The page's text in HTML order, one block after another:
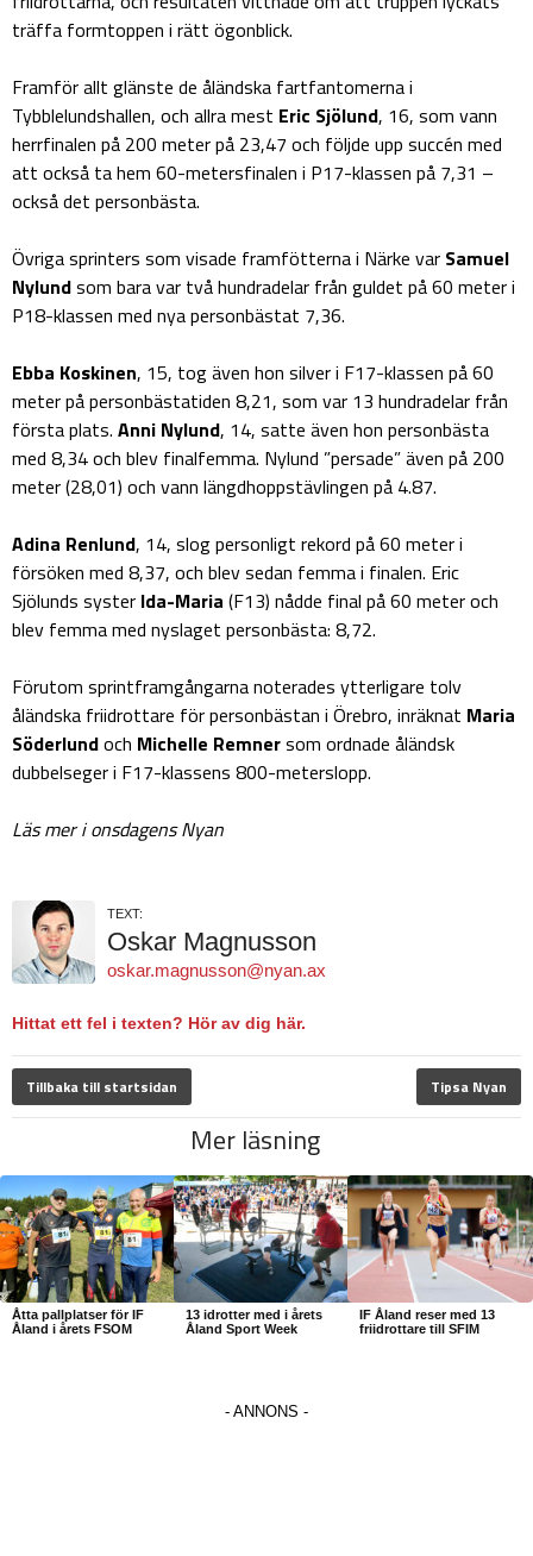
träffa formtoppen i rätt ögonblick.
Framför allt glänste de åländska fartfantomerna i
Tybblelundshallen, och allra mest Eric Sjölund, 16, som vann
herrfinalen på 200 meter på 23,47 och följde upp succén med
att också ta hem 60-metersfinalen i P17-klassen på 7,31 –
också det personbästa.
Övriga sprinters som visade framfötterna i Närke var Samuel
Nylundsom bara var två hundradelar från guldet på 60 meter i
P18-klassen med nya personbästat 7,36.
Ebba Koskinen, 15, tog även hon silver i F17-klassen på 60
meter på personbästatiden 8,21, som var 13 hundradelar från
första plats. Anni Nylund, 14, satte även hon personbästa
med 8,34 och blev finalfemma. Nylund ”persade” även på 200
meter (28,01) och vann längdhoppstävlingen på 4.87.
Adina Renlund, 14, slog personligt rekord på 60 meter i
försöken med 8,37, och blev sedan femma i finalen. Eric
Sjölunds syster Ida-Maria (F13) nådde final på 60 meter och
blev femma med nyslaget personbästa: 8,72.
Förutom sprintframgångarna noterades ytterligare tolv
åländska friidrottare för personbästan i Örebro, inräknat Maria
Söderlundoch Michelle Remnersom ordnade åländsk
dubbelseger i F17-klassens 800-meterslopp.
Läs mer i onsdagens Nyan
TEXT:
Oskar Magnusson
oskar.magnusson@nyan.ax
Hittat ett fel i texten? Hör av dig här.
Tillbaka till startsidan Tipsa Nyan
Mer läsning
Åtta pallplatser för IF
Åland i årets FSOM
13 idrotter med i årets
Åland Sport Week
IF Åland reser med 13
friidrottare till SFIM